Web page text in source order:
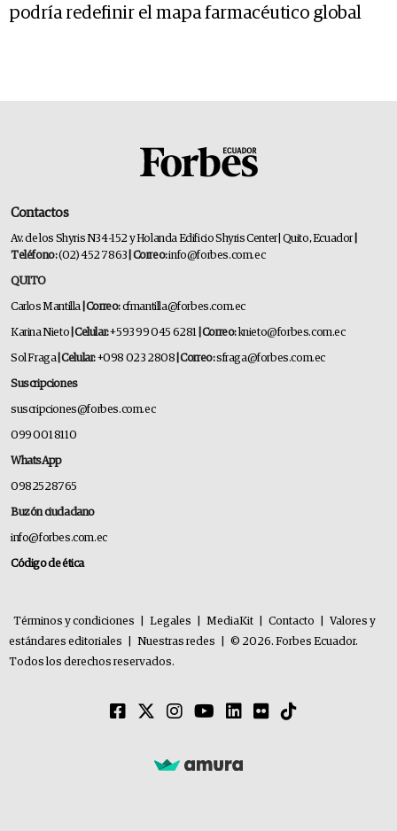
podría redefinir el mapa farmacéutico global
Contactos
Av. de los Shyris N34-152 y Holanda Edificio Shyris Center | Quito, Ecuador
Teléfono:(02) 452 7863 | Correo:info@forbes.com.ec
QUITO
Carlos Mantilla | Correo:cfmantilla@forbes.com.ec
Karina Nieto | Celular:+593 99 045 6281 | Correo:knieto@forbes.com.ec
Sol Fraga| Celular:+098 023 2808 | Correo:sfraga@forbes.com.ec
Suscripciones
suscripciones@forbes.com.ec
099 001 8110
WhatsApp
0982528765
Buzón ciudadano
info@forbes.com.ec
Código de ética
Términos y condiciones Legales MediaKit Contacto
Valores y
estándares editoriales
Nuestras redes
© 2026. Forbes Ecuador.
Todos los derechos reservados.